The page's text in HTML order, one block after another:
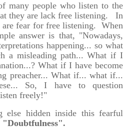
many people who listen to the
they are lack free listening. In
are fear for free listening. When
answer is that, "Nowadays,
happening... so what
a misleading path... What if I
What if I have become
preacher... What if... what if...
So, I have to question
freely!"
else hidden inside this fearful
"Doubtfulness".